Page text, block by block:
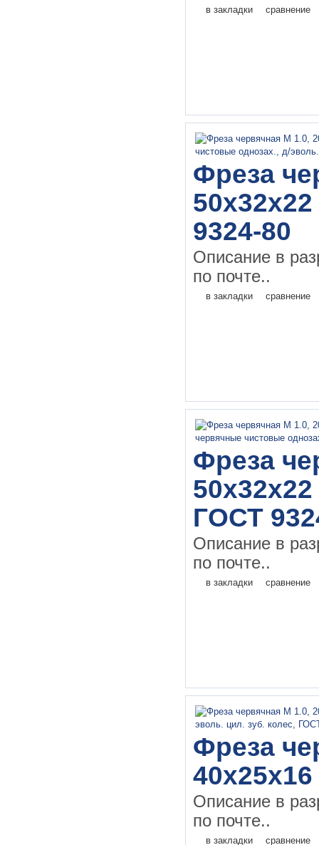
в закладки сравнение
Фреза
9324-80
Описание в
по почте..
в закладки сравнение
Фреза
ГОСТ
Описание в
по почте..
в закладки сравнение
Фреза
Описание в
по почте..
в закладки сравнение